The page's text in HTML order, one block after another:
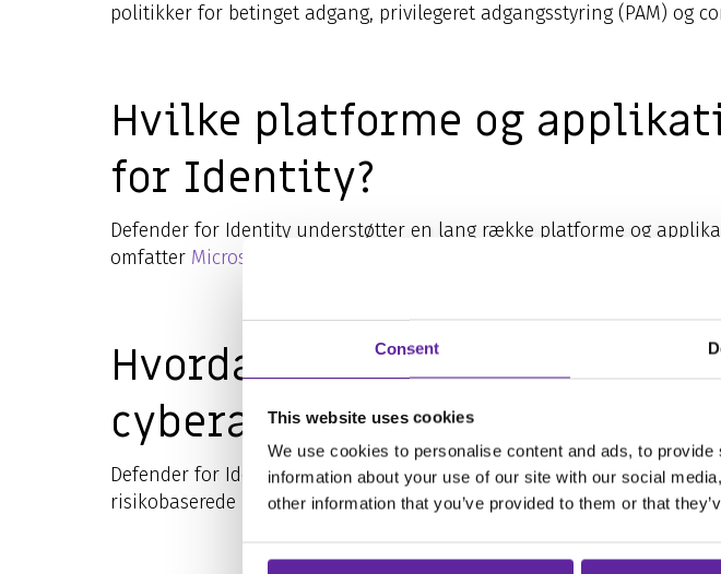
Consent
This website uses cookies
We use cookies to personalise content and ads, to
information about your use of our site with our social
other information that you’ve provided to them or that
politikker for betinget adgang, privilegeret adgangsstyring (PAM) og
Hvilke platforme og
for Identity?
Defender for Identity understøtter en lang række platforme og
omfatter Microsoft Active Directory
Hvordan hjælper Defender
cyberangreb og databrud?
Defender for Identity hjælper med at forhindre cyberangreb og
risikobaserede politikker for betinget adgang og levere privilegeret